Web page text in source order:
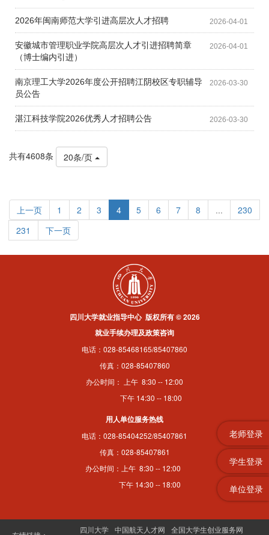
老师登录
学生登录
单位登录
2026-04-01
2026年闽南师范大学引进高层次人才招聘
2026-04-01
安徽城市管理职业学院高层次人才引进招聘简章
（博士编内引进）
2026-03-30
南京理工大学2026年度公开招聘江阴校区专职辅导
员公告
2026-03-30
湛江科技学院2026优秀人才招聘公告
共有4608条 20条/页
上一页 1 2 3 4 5 6 7 8 ...
230
231
下一页
四川大学就业指导中心 版权所有 © 2026
就业手续办理及政策咨询
电话：028-85468165/85407860
传真：028-85407860
办公时间： 上午 8:30 -- 12:00
下午 14:30 -- 18:00
用人单位服务热线
电话：028-85404252/85407861
传真：028-85407861
办公时间：上午 8:30 -- 12:00
下午 14:30 -- 18:00
四川大学 中国航天人才网 全国大学生创业服务网